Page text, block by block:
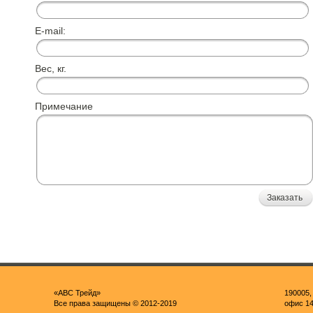
E-mail:
Вес, кг.
Примечание
Заказать
«ABC Трейд»
Все права защищены © 2012-2019
офис 14